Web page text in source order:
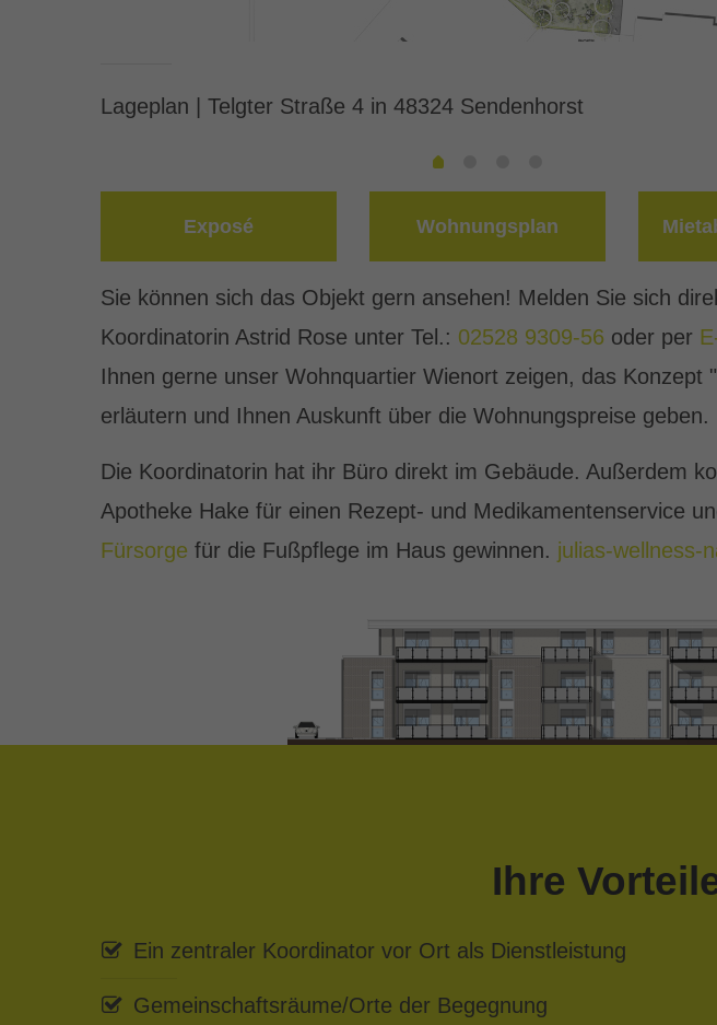
Lageplan | Telgter Straße 4 in 48324 Sendenhorst
Exposé Wohnungsplan
Sie können sich das Objekt gern ansehen! Melden Sie sich
Koordinatorin Astrid Rose unter Tel.: 02528 9309-56 oder per
Ihnen gerne unser Wohnquartier Wienort zeigen, das Konzept
erläutern und Ihnen Auskunft über die Wohnungspreise geben.
Die Koordinatorin hat ihr Büro direkt im Gebäude. Außerdem
Apotheke Hake für einen Rezept- und Medikamentenservice
Fürsorge für die Fußpflege im Haus gewinnen. julias-wellness-
Ihre
Ein zentraler Koordinator vor Ort als Dienstleistung
Gemeinschaftsräume/Orte der Begegnung